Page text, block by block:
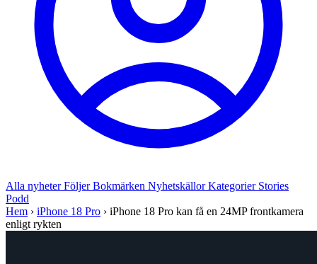
Alla nyheterFöljerBokmärken NyhetskällorKategorier Stories
Podd
Hem › iPhone 18 Pro › iPhone 18 Pro kan få en 24MP frontkamera
enligt rykten